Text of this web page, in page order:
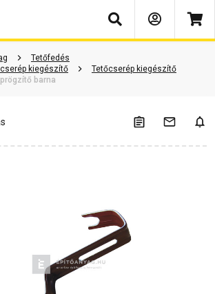
Keresés
Tetőfedés
kiegészítő
Tetőcserép kiegészítő
barna
Kérdések és válaszok Kapcsolódó cikkek